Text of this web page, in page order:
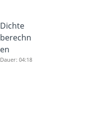
Dichte
berechn
en
Dauer: 04:18